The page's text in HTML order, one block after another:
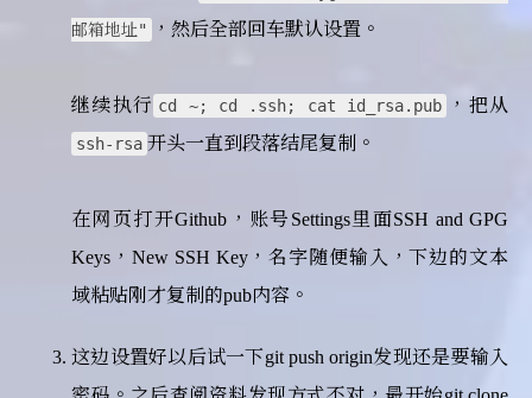
邮箱地址"
，然后全部回车默认设置。
继续执行 cd ~; cd .ssh; cat id_rsa.pub ，把从
ssh-rsa 开头一直到段落结尾复制。
在网页打开Github，账号Settings里面SSH and GPG
Keys，New SSH Key，名字随便输入，下边的文本
域粘贴刚才复制的pub内容。
这边设置好以后试一下git push origin发现还是要输入